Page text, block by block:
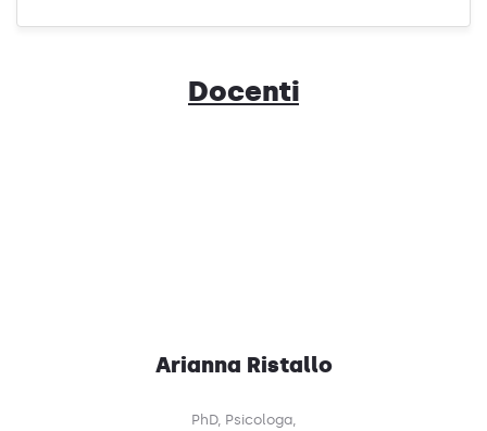
Docenti
Arianna Ristallo
PhD, Psicologa,